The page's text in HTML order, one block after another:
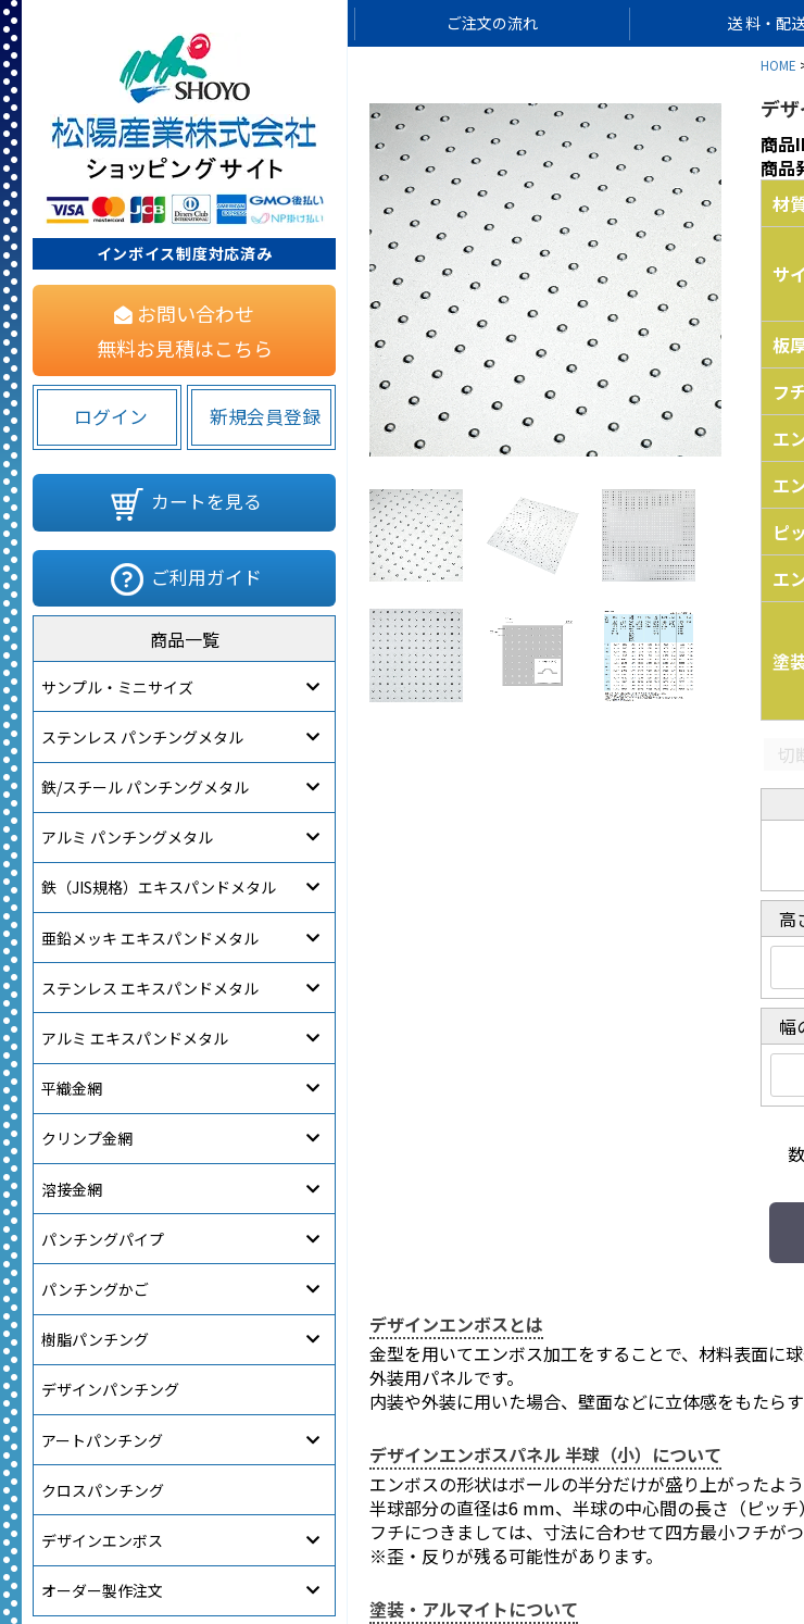
インボイス制度対応済み
お問い合わせ
無料お見積はこちら
ログイン 新規会員登録
カートを見る
ご利用ガイド
商品一覧
サンプル・ミニサイズ
ステンレス パンチングメタル
鉄/スチール パンチングメタル
アルミ パンチングメタル
鉄（JIS規格）エキスパンドメタル
亜鉛メッキ エキスパンドメタル
ステンレス エキスパンドメタル
アルミ エキスパンドメタル
平織金網
クリンプ金網
溶接金網
パンチングパイプ
パンチングかご
樹脂パンチング
デザインパンチング
アートパンチング
クロスパンチング
デザインエンボス
オーダー製作注文
ご注文の流れ 送 料・配
HOME
デ
商品
商品
材
サ
板
フ
エ
エ
ピ
エ
塗
切
高
幅
デザインエンボスとは
金型を用いてエンボス加工をすることで、材料表面に
外装用パネルです。
内装や外装に用いた場合、壁面などに立体感をもたら
デザインエンボスパネル 半球（小）について
エンボスの形状はボールの半分だけが盛り上がったよう
半球部分の直径は6 mm、半球の中心間の長さ（ピッ
フチにつきましては、寸法に合わせて四方最小フチがつ
※歪・反りが残る可能性があります。
塗装・アルマイトについて